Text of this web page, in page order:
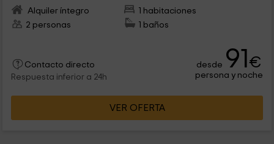
Alquiler íntegro
1 habitaciones
2 personas
1 baños
Contacto directo
Respuesta inferior a 24h
desde 91€
persona y noche
VER OFERTA